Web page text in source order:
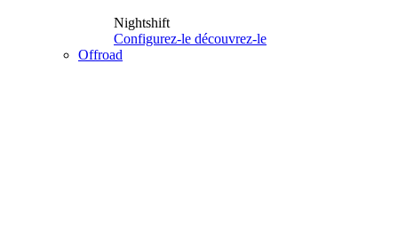
Nightshift
Configurez-le découvrez-le
Offroad